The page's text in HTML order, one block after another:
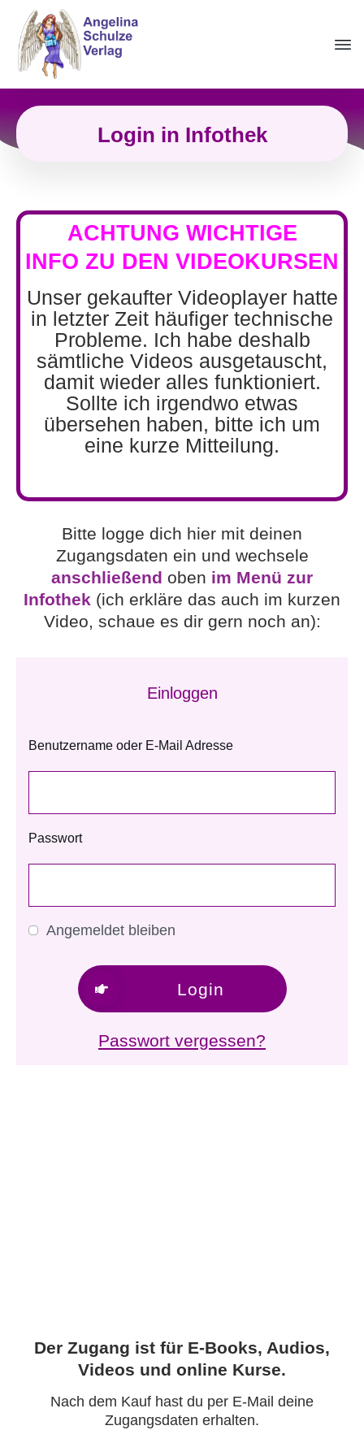
Login in Infothek
ACHTUNG WICHTIGE
INFO ZU DEN VIDEOKURSEN
Unser gekaufter Videoplayer hatte
in letzter Zeit häufiger technische
Probleme. Ich habe deshalb
sämtliche Videos ausgetauscht,
damit wieder alles funktioniert.
Sollte ich irgendwo etwas
übersehen haben, bitte ich um
eine kurze Mitteilung.
Bitte logge dich hier mit deinen
Zugangsdaten ein und wechsele
anschließend oben im Menü zur
Infothek (ich erkläre das auch im kurzen
Video, schaue es dir gern noch an):
Einloggen
Benutzername oder E-Mail Adresse
Passwort
Angemeldet bleiben
Login
Passwort vergessen?
Der Zugang ist für E-Books, Audios,
Videos und online Kurse.
Nach dem Kauf hast du per E-Mail deine
Zugangsdaten erhalten.